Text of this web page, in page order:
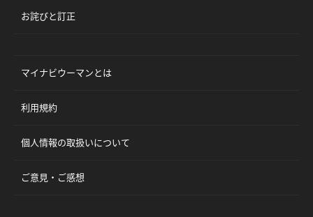
お詫びと訂正
マイナビウーマンとは
利用規約
個人情報の取扱いについて
ご意見・ご感想